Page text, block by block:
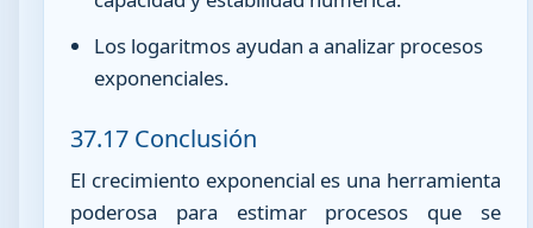
Los logaritmos ayudan a analizar procesos
exponenciales.
37.17 Conclusión
El crecimiento exponencial es una herramienta
poderosa para estimar procesos que se